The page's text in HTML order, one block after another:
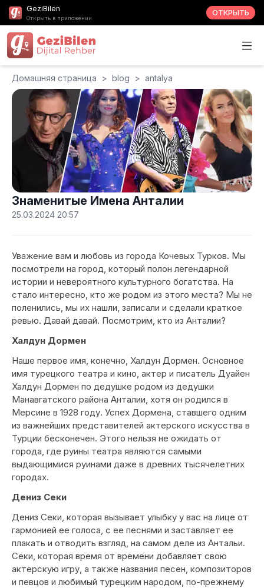
GeziBilen
Открыть в приложении
ОТКРЫТЬ
Домашняя страница > blog > antalya
Знаменитые Имена Анталии
25.03.2024 20:57
Уважение вам и любовь из города Кочевых Турков. Мы
посмотрели на город, который полон легендарной
истории и невероятного культурного богатства. На
стало интересно, кто же родом из этого места? Мы не
поленились, мы их нашли, записали и сделали краткое
ревью. Давай давай. Посмотрим, кто из Анталии?
Халдун Дормен
Наше первое имя, конечно, Халдун Дормен. Основное
имя турецкого театра и кино, актер и писатель Дуайен
Халдун Дормен по дедушке родом из дедушки
Манавгатского района Анталии, хотя он родился в
Мерсине в 1928 году. Успех Дормена, ставшего одним
из важнейших представителей актерского искусства в
Турции бесконечен. Этого нельзя не ожидать от
города, где руины театра являются самыми
выдающимися руинами даже в древних тысячелетних
городах.
Дениз Секи
Дениз Секи, которая вызывает улыбку у вас на лице от
гармонией ее голоса, с ее песнями и заставляет ее
плакать и отводить взгляд, на самом деле из Антальи.
Секи, которая время от времени добавляет свою
актерскую игру, а также названия песен, композиторов
и певцов и любимый турецким народом, по-прежнему